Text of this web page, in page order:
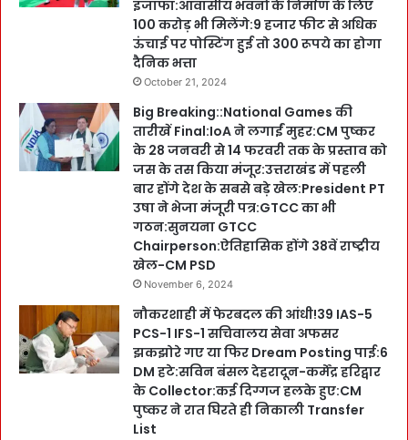
इजाफा:आवासीय भवनों के निर्माण के लिए
100 करोड़ भी मिलेंगे:9 हजार फीट से अधिक
ऊंचाई पर पोस्टिंग हुई तो 300 रूपये का होगा
दैनिक भत्ता
October 21, 2024
Big Breaking::National Games की
तारीखें Final:IoA ने लगाईं मुहर:CM पुष्कर
के 28 जनवरी से 14 फरवरी तक के प्रस्ताव को
जस के तस किया मंजूर:उत्तराखंड में पहली
बार होंगे देश के सबसे बड़े खेल:President PT
उषा ने भेजा मंजूरी पत्र:GTCC का भी
गठन:सुनयना GTCC
Chairperson:ऐतिहासिक होंगे 38वें राष्ट्रीय
खेल-CM PSD
November 6, 2024
नौकरशाही में फेरबदल की आंधी!39 IAS-5
PCS-1 IFS-1 सचिवालय सेवा अफसर
झकझोरे गए या फिर Dream Posting पाई:6
DM हटे:सविन बंसल देहरादून-कर्मेंद्र हरिद्वार
के Collector:कई दिग्गज हलके हुए:CM
पुष्कर ने रात घिरते ही निकाली Transfer
List